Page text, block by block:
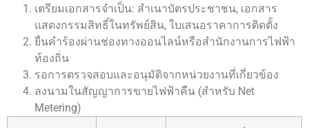
เตรียมเอกสารจำเป็น: สำเนาบัตรประชาชน, เอกสาร
แสดงกรรมสิทธิ์ในทรัพย์สิน, ใบเสนอราคาการติดตั้ง
ยื่นคำร้องผ่านช่องทางออนไลน์หรือสำนักงานการไฟฟ้า
ท้องถิ่น
รอการตรวจสอบและอนุมัติจากหน่วยงานที่เกี่ยวข้อง
ลงนามในสัญญาการขายไฟฟ้าคืน (สำหรับ Net
Metering)